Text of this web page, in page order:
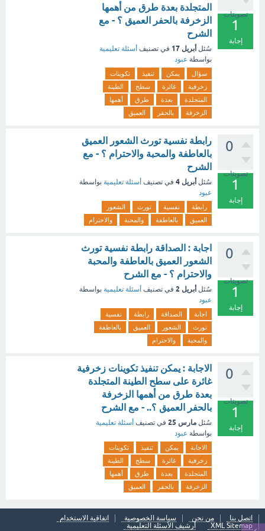
تصويتات
1
إجابة
المتجلدة بعدة طرق من أهمها
الزخرفة بالحفر العميق ؟ - مع
الشرح
سُئل أبريل 17 في تصنيف أسئلة تعليمية
بواسطة عبود
سؤال يمكن تنفيذ
تكوينات
زخرفية
غائرة سطح
الطينة
المتجلدة
بعدة طرق
أهمها
الزخرفة
بالحفر العميق
0
تصويتات
1
إجابة
رابطة نفسية تورث الشعور العميق
بالعاطفة والمحبة والاحترام ؟ - مع
الشرح
سُئل أبريل 4 في تصنيف أسئلة تعليمية بواسطة
عبود
رابطة نفسية تورث
الشعور
العميق
بالعاطفة والمحبة والاحترام
0
تصويتات
1
إجابة
اجابة : الصداقة رابطة نفسية تورث
الشعور العميق بالعاطفة والمحبة
والاحترام ؟ - مع الشرح
سُئل أبريل 2 في تصنيف أسئلة تعليمية بواسطة
عبود
اجابة الصداقة رابطة
نفسية
تورث
الشعور العميق
بالعاطفة
والمحبة
والاحترام
0
تصويتات
1
إجابة
الاجابة : يمكن تنفيذ تكوينات زخرفية
غائرة على سطح الطينة المتجلدة
بعدة طرق من أهمها الزخرفة
بالحفر العميق ؟.. - مع الشرح
سُئل مارس 25 في تصنيف أسئلة تعليمية
بواسطة عبود
الاجابة يمكن تنفيذ
تكوينات
زخرفية
غائرة سطح
الطينة
المتجلدة
بعدة طرق
أهمها
الزخرفة
بالحفر العميق
اتصل بنا من نحن سياسة الخصوصية
اتفاقية الاستخدام
XML Sitemap
أرشيف الأسئلة التعليمية